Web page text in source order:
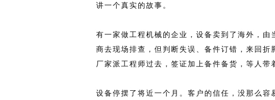
讲一个真实的故事。
有一家做工程机械的企业，设备卖到了海外，
商去现场排查，但判断失误、备件订错，来回折
厂家派工程师过去，签证加上备件备货，等人带
设备停摆了将近一个月。客户的信任，没那么容